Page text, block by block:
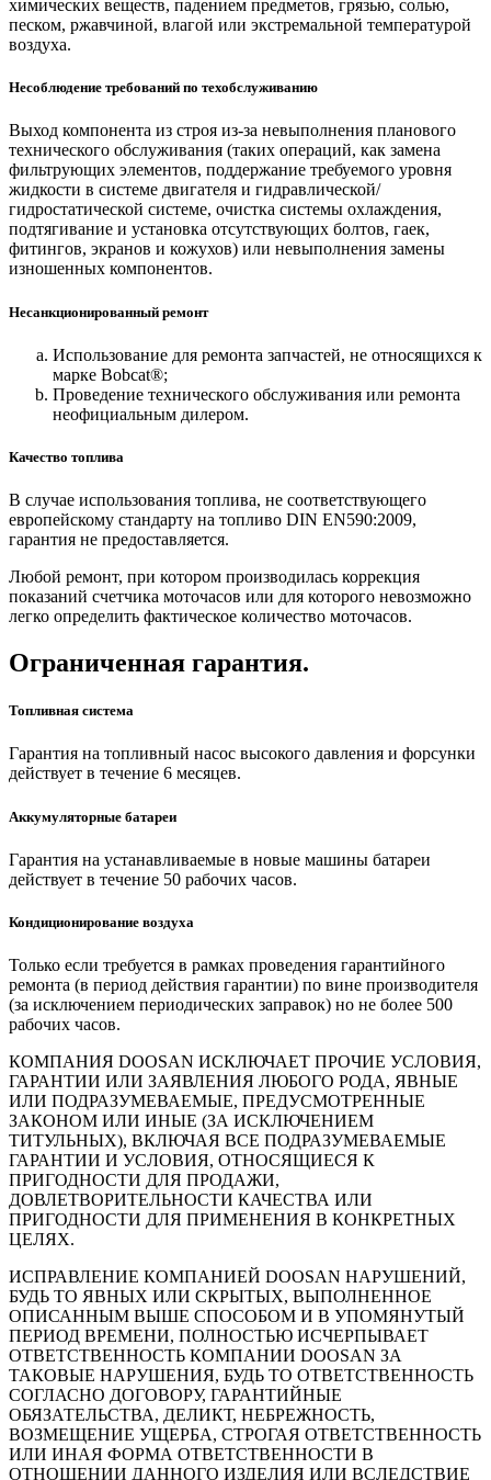
химических веществ, падением предметов, грязью, солью,
песком, ржавчиной, влагой или экстремальной температурой
воздуха.
Несоблюдение требований по техобслуживанию
Выход компонента из строя из-за невыполнения планового
технического обслуживания (таких операций, как замена
фильтрующих элементов, поддержание требуемого уровня
жидкости в системе двигателя и гидравлической/
гидростатической системе, очистка системы охлаждения,
подтягивание и установка отсутствующих болтов, гаек,
фитингов, экранов и кожухов) или невыполнения замены
изношенных компонентов.
Несанкционированный ремонт
Использование для ремонта запчастей, не относящихся к
марке Bobcat®;
Проведение технического обслуживания или ремонта
неофициальным дилером.
Качество топлива
В случае использования топлива, не соответствующего
европейскому стандарту на топливо DIN EN590:2009,
гарантия не предоставляется.
Любой ремонт, при котором производилась коррекция
показаний счетчика моточасов или для которого невозможно
легко определить фактическое количество моточасов.
Ограниченная гарантия.
Топливная система
Гарантия на топливный насос высокого давления и форсунки
действует в течение 6 месяцев.
Аккумуляторные батареи
Гарантия на устанавливаемые в новые машины батареи
действует в течение 50 рабочих часов.
Кондиционирование воздуха
Только если требуется в рамках проведения гарантийного
ремонта (в период действия гарантии) по вине производителя
(за исключением периодических заправок) но не более 500
рабочих часов.
КОМПАНИЯ DOOSAN ИСКЛЮЧАЕТ ПРОЧИЕ УСЛОВИЯ,
ГАРАНТИИ ИЛИ ЗАЯВЛЕНИЯ ЛЮБОГО РОДА, ЯВНЫЕ
ИЛИ ПОДРАЗУМЕВАЕМЫЕ, ПРЕДУСМОТРЕННЫЕ
ЗАКОНОМ ИЛИ ИНЫЕ (ЗА ИСКЛЮЧЕНИЕМ
ТИТУЛЬНЫХ), ВКЛЮЧАЯ ВСЕ ПОДРАЗУМЕВАЕМЫЕ
ГАРАНТИИ И УСЛОВИЯ, ОТНОСЯЩИЕСЯ К
ПРИГОДНОСТИ ДЛЯ ПРОДАЖИ,
ДОВЛЕТВОРИТЕЛЬНОСТИ КАЧЕСТВА ИЛИ
ПРИГОДНОСТИ ДЛЯ ПРИМЕНЕНИЯ В КОНКРЕТНЫХ
ЦЕЛЯХ.
ИСПРАВЛЕНИЕ КОМПАНИЕЙ DOOSAN НАРУШЕНИЙ,
БУДЬ ТО ЯВНЫХ ИЛИ СКРЫТЫХ, ВЫПОЛНЕННОЕ
ОПИСАННЫМ ВЫШЕ СПОСОБОМ И В УПОМЯНУТЫЙ
ПЕРИОД ВРЕМЕНИ, ПОЛНОСТЬЮ ИСЧЕРПЫВАЕТ
ОТВЕТСТВЕННОСТЬ КОМПАНИИ DOOSAN ЗА
ТАКОВЫЕ НАРУШЕНИЯ, БУДЬ ТО ОТВЕТСТВЕННОСТЬ
СОГЛАСНО ДОГОВОРУ, ГАРАНТИЙНЫЕ
ОБЯЗАТЕЛЬСТВА, ДЕЛИКТ, НЕБРЕЖНОСТЬ,
ВОЗМЕЩЕНИЕ УЩЕРБА, СТРОГАЯ ОТВЕТСТВЕННОСТЬ
ИЛИ ИНАЯ ФОРМА ОТВЕТСТВЕННОСТИ В
ОТНОШЕНИИ ДАННОГО ИЗДЕЛИЯ ИЛИ ВСЛЕДСТВИЕ